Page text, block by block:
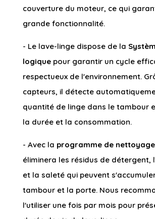
couverture du moteur, ce qui
grande fonctionnalité.
- Le lave-linge dispose de la
logiquepour garantir un cycle
respectueux de l'environnement.
capteurs, il détecte
quantité de linge dans le tambour
la durée et la consommation.
- Avec la programme de
éliminera les résidus de détergent,
et la saleté qui peuvent
tambour et la porte. Nous
l'utiliser une fois par mois pour